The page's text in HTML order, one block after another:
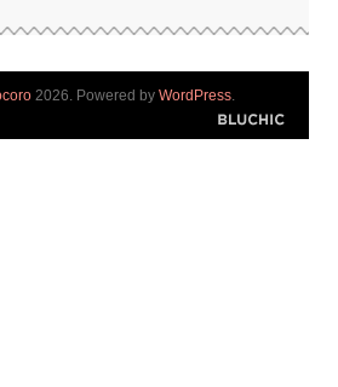
2026. Powered by WordPress